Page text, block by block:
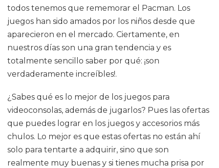
todos tenemos que rememorar el Pacman. Los
juegos han sido amados por los niños desde que
aparecieron en el mercado. Ciertamente, en
nuestros días son una gran tendencia y es
totalmente sencillo saber por qué: ¡son
verdaderamente increíbles!.
¿Sabes qué es lo mejor de los juegos para
videoconsolas, además de jugarlos? Pues las ofertas
que puedes lograr en los juegos y accesorios más
chulos. Lo mejor es que estas ofertas no están ahí
solo para tentarte a adquirir, sino que son
realmente muy buenas y si tienes mucha prisa por